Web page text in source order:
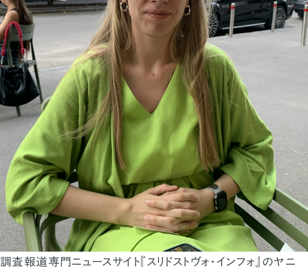
調査報道専門ニュースサイト『スリドストヴォ・インフォ』のヤニ